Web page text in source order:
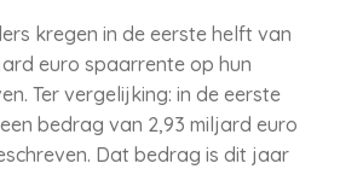
kregen in de eerste helft van
euro spaarrente op hun
Ter vergelijking: in de eerste
bedrag van 2,93 miljard euro
Dat bedrag is dit jaar